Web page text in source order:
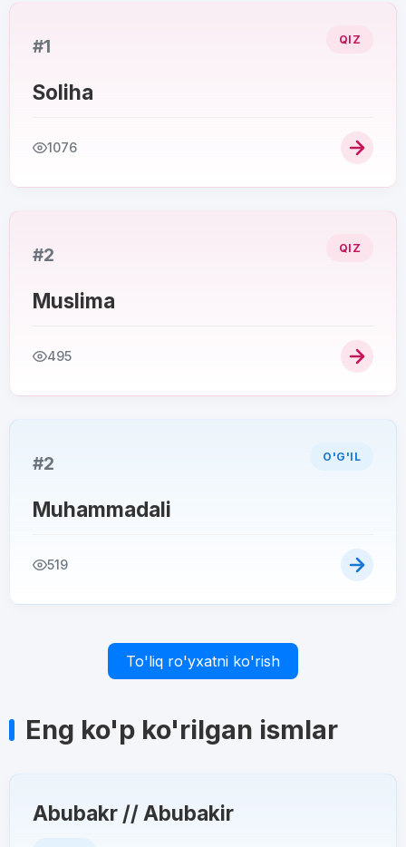
#1 QIZ
Soliha
1076
#2 QIZ
Muslima
495
#2 O'G'IL
Muhammadali
519
To'liq ro'yxatni ko'rish
Eng ko'p ko'rilgan ismlar
Abubakr // Abubakir